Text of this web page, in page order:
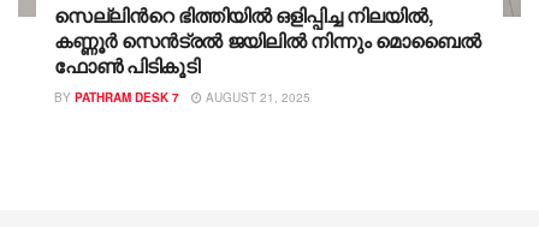
സെല്ലിന്‍റെ ഭിത്തിയിൽ ഒളിപ്പിച്ച നിലയില്‍,
കണ്ണൂര്‍ സെന്‍ട്രല്‍ ജയിലില്‍ നിന്നും മൊബൈല്‍
ഫോണ്‍ പിടികൂടി
BY PATHRAM DESK 7 AUGUST 21, 2025